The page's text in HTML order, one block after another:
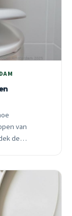
van
de